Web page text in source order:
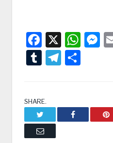
Facebook
X
Tumblr
SHARE.
Facebook
Email